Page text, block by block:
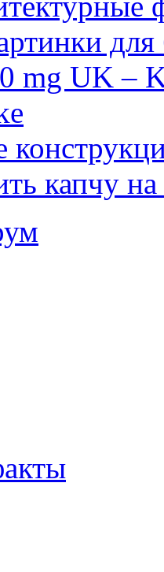
mg UK –
капчу